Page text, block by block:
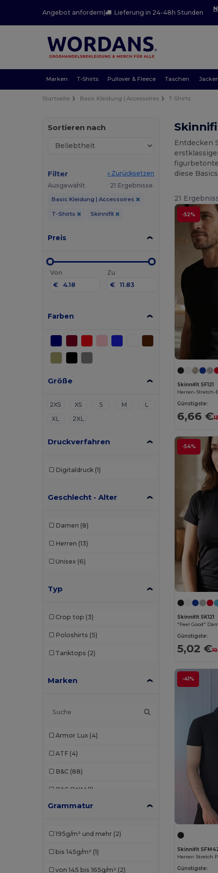
Angebot anfordern | Lieferung in 24-48h Stunden
Marken T-Shirts Pullover & Fleece Taschen
Startseite Basic Kleidung | Accessoires T-Shirts
Sortieren nach
Filter
« Zurücksetzen
Ausgewählt
21 Ergebnisse.
Basic Kleidung | Accessoires
T-Shirts Skinnifit
Preis
Von
€
Zu
€
Farben
Größe
2XS XS S M
L
XL
2XL
Druckverfahren
Digitaldruck (1)
Geschlecht - Alter
Damen (8)
Herren (13)
Unisex (6)
Typ
Crop top (3)
Poloshirts (5)
Tanktops (2)
Marken
Armor Lux (4)
ATF (4)
B&C (88)
B&C DNM (1)
B&C Pro (4)
Grammatur
195g/m² und mehr (2)
bis 145g/m² (1)
von 145 bis 165g/m² (2)
Entdecken
diese
21
-52%
Skinnifit SF121
Herren-Stretch-
Günstigste:
6,66 €
-54%
Skinnifit SK121
"Feel Good"
Günstigste:
5,02 €
-41%
Skinnifit
Herren Stretch
Günstigste: